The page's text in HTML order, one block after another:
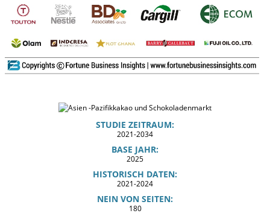
STUDIE ZEITRAUM:
2021-2034
BASE JAHR:
2025
HISTORISCH DATEN:
2021-2024
NEIN VON SEITEN:
180